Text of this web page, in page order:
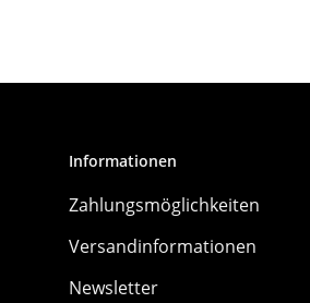
Informationen
Zahlungsmöglichkeiten
Versandinformationen
Newsletter